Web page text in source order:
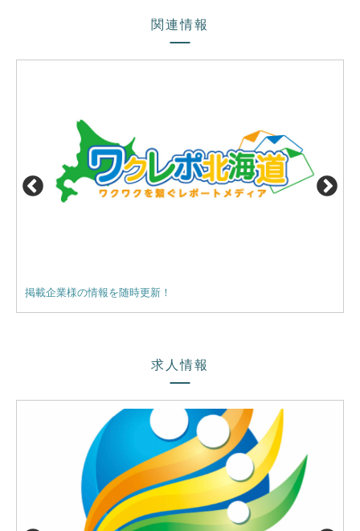
関連情報
掲載企業様の情報を随時更新！
求人情報